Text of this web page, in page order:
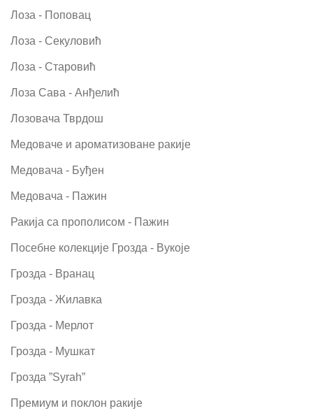
Лоза - Поповац
Лоза - Секуловић
Лоза - Старовић
Лоза Сава - Анђелић
Лозовача Тврдош
Медоваче и ароматизоване ракије
Медовача - Буђен
Медовача - Пажин
Ракија са прополисом - Пажин
Посебне колекције Грозда - Вукоје
Грозда - Вранац
Грозда - Жилавка
Грозда - Мерлот
Грозда - Мушкат
Грозда ”Syrah”
Премиум и поклон ракије